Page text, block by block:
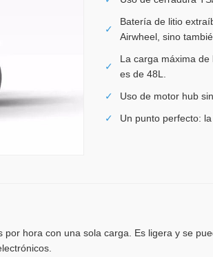
✓
Batería de litio
Airwheel, sino
✓
La carga máxima de
es de 48L.
✓
Uso de motor hub
✓
Un punto perfecto:
hora con una sola carga. Es ligera y se